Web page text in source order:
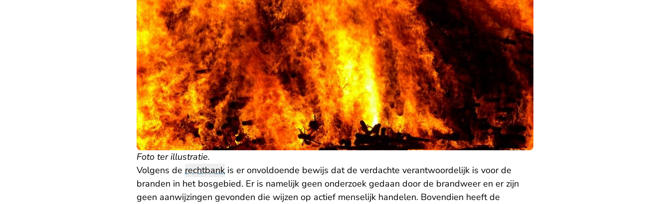
Foto ter illustratie.
Volgens de rechtbank is er onvoldoende bewijs dat de verdachte verantwoordelijk is voor de
branden in het bosgebied. Er is namelijk geen onderzoek gedaan door de brandweer en er zijn
geen aanwijzingen gevonden die wijzen op actief menselijk handelen. Bovendien heeft de